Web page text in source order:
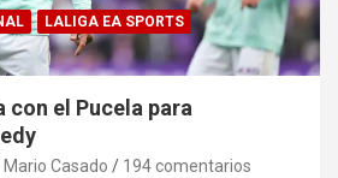
LALIGA EA SPORTS
con el Pucela para
Mario Casado 194 comentarios